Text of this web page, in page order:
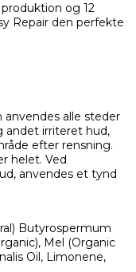
og 12
Repair den perfekte
anvendes alle steder
andet irriteret hud,
efter rensning.
helet. Ved
anvendes et tynd
Butyrospermum
Mel (Organic
Oil, Limonene,